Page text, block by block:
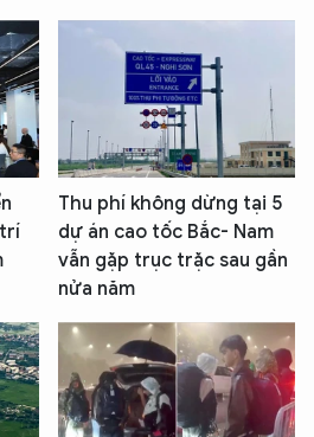
Thu phí không dừng tại 5
dự án cao tốc Bắc- Nam
vẫn gặp trục trặc sau gần
nửa năm